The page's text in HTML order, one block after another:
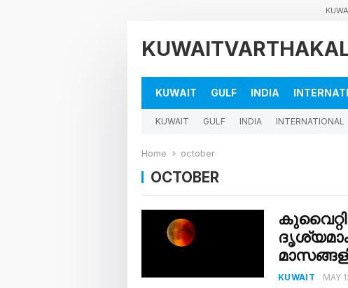
KUWAIT GULF INDIA
KUWAIT GULF INDIA INTERNATIONAL
Home october
OCTOBER
KUWAIT MAY